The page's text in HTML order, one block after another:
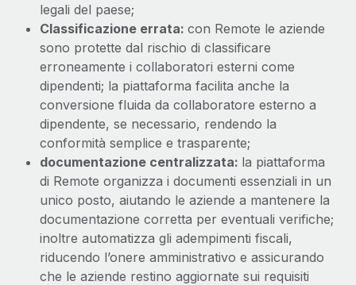
legali del paese;
Classificazione errata: con Remote le aziende
sono protette dal rischio di classificare
erroneamente i collaboratori esterni come
dipendenti; la piattaforma facilita anche la
conversione fluida da collaboratore esterno a
dipendente, se necessario, rendendo la
conformità semplice e trasparente;
documentazione centralizzata: la piattaforma
di Remote organizza i documenti essenziali in un
unico posto, aiutando le aziende a mantenere la
documentazione corretta per eventuali verifiche;
inoltre automatizza gli adempimenti fiscali,
riducendo l’onere amministrativo e assicurando
che le aziende restino aggiornate sui requisiti